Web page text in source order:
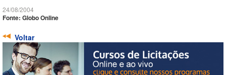
24/08/2004
Fonte: Globo Online
Voltar